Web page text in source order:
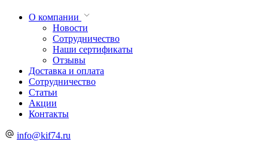
О компании
Новости
Сотрудничество
Наши сертификаты
Отзывы
Доставка и оплата
Сотрудничество
Статьи
Акции
Контакты
info@kif74.ru